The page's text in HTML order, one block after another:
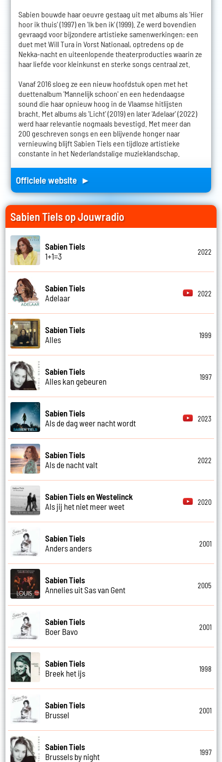
Sabien bouwde haar oeuvre gestaag uit met albums als 'Hier
hoor ik thuis' (1997) en 'Ik ben ik' (1999). Ze werd bovendien
gevraagd voor bijzondere artistieke samenwerkingen: een
duet met Will Tura in Vorst Nationaal, optredens op de
Nekka-nacht en uiteenlopende theaterproducties waarin ze
haar liefde voor kleinkunst en sterke songs centraal zet.
Vanaf 2016 sloeg ze een nieuw hoofdstuk open met het
duettenalbum 'Mannelijk schoon' en een hedendaagse
sound die haar opnieuw hoog in de Vlaamse hitlijsten
bracht. Met albums als 'Licht' (2019) en later 'Adelaar' (2022)
werd haar relevantie nogmaals bevestigd. Met meer dan
200 geschreven songs en een blijvende honger naar
vernieuwing blijft Sabien Tiels een tijdloze artistieke
constante in het Nederlandstalige muzieklandschap.
Officiele website ►
Sabien Tiels op Jouwradio
Sabien Tiels
1+1=3
2022
Sabien Tiels
Adelaar
2022
Sabien Tiels
Alles
1999
Sabien Tiels
Alles kan gebeuren
1997
Sabien Tiels
Als de dag weer nacht wordt
2023
Sabien Tiels
Als de nacht valt
2022
Sabien Tiels en Westelinck
Als jij het niet meer weet
2020
Sabien Tiels
Anders anders
2001
Sabien Tiels
Annelies uit Sas van Gent
2005
Sabien Tiels
Boer Bavo
2001
Sabien Tiels
Breek het ijs
1998
Sabien Tiels
Brussel
2001
Sabien Tiels
Brussels by night
1997